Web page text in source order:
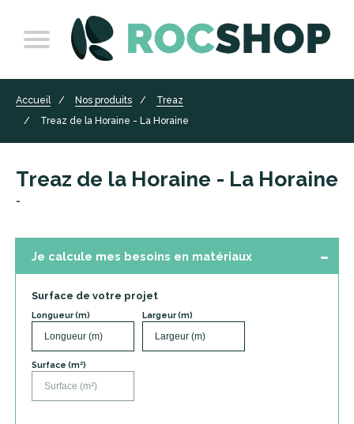
Accueil Nos produits
Treaz
Treaz de la Horaine - La Horaine
Treaz de la Horaine - La Horaine
-
Je calcule mes besoins en matériaux
Surface de votre projet
Longueur (m) Largeur (m)
Surface (m²)